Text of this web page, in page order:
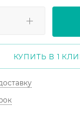
КУПИТЬ В 1